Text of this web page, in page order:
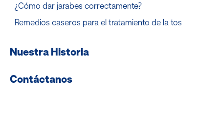
¿Cómo dar jarabes correctamente?
Remedios caseros para el tratamiento de la tos
Nuestra Historia
Contáctanos